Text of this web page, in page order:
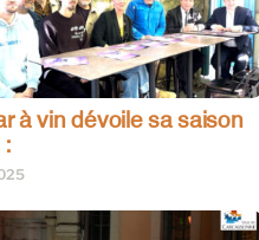
à vin dévoile sa saison
: